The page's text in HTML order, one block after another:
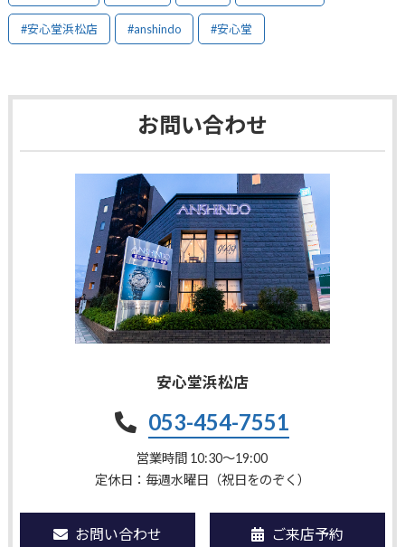
#安心堂浜松店 #anshindo #安心堂
お問い合わせ
安心堂浜松店
053-454-7551
営業時間 10:30〜19:00
定休日：毎週水曜日（祝日をのぞく）
お問い合わせ ご来店予約